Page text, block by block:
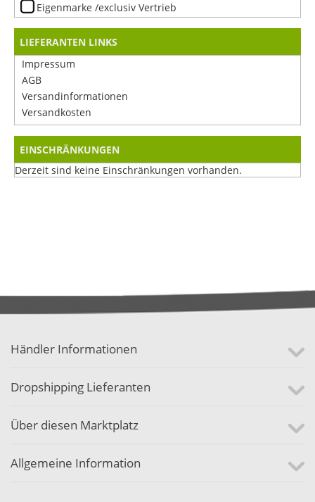
Eigenmarke /exclusiv Vertrieb
LIEFERANTEN LINKS
Impressum
AGB
Versandinformationen
Versandkosten
EINSCHRÄNKUNGEN
Derzeit sind keine Einschränkungen vorhanden.
Händler Informationen
Dropshipping Lieferanten
Über diesen Marktplatz
Allgemeine Information